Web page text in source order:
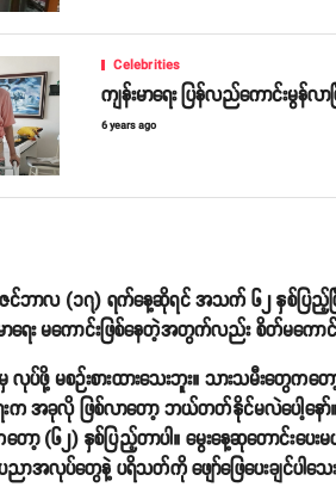
Celebrities
ကျန်းမာရေး ပြန်လည်ကောင်းမွန်လာ
6 years ago
ဇင်ဘာလ (၁၇) ရက်နေ့ဆိုရင် အသက် ၆၂ နှစ်ပြ
ေး မကောင်းဖြစ်နေတဲ့အတွက်လည်း စိတ်မကောင်
ဖို့ မစဉ်းစားထားသေးဘူး။ သားသမီးတွေကတေ
ရေးက အခုလို ဖြစ်လာတော့ ဘယ်တတ်နိုင်မလဲပေါ့န
ာ့ (၆၂) နှစ်ပြည့်တာပါ။ မွေးနေ့ဆုတောင်းပေ
အလုပ်တွေနဲ့ ပရိသတ်ကို ဖျော်ဖြေပေးချင်ပါသ